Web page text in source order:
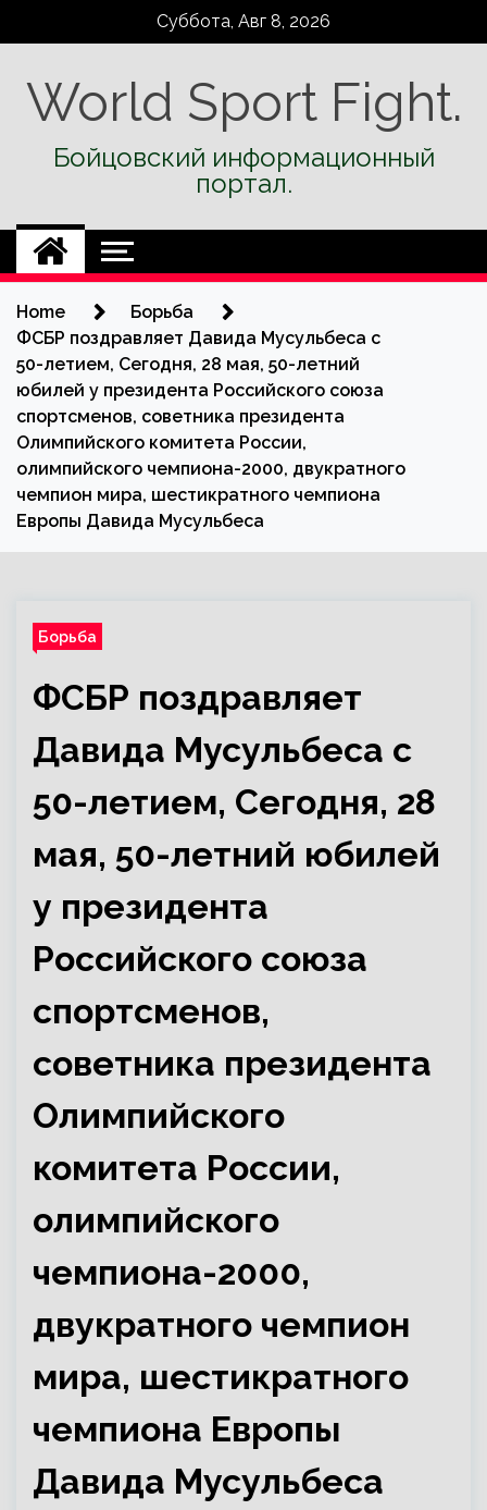
Суббота, Авг 8, 2026
World Sport Fight.
Бойцовский информационный
портал.
Home
Борьба
ФСБР поздравляет Давида Мусульбеса с
50-летием, Сегодня, 28 мая, 50-летний
юбилей у президента Российского союза
спортсменов, советника президента
Олимпийского комитета России,
олимпийского чемпиона-2000, двукратного
чемпион мира, шестикратного чемпиона
Европы Давида Мусульбеса
Борьба
ФСБР поздравляет
Давида Мусульбеса с
50-летием, Сегодня, 28
мая, 50-летний юбилей
у президента
Российского союза
спортсменов,
советника президента
Олимпийского
комитета России,
олимпийского
чемпиона-2000,
двукратного чемпион
мира, шестикратного
чемпиона Европы
Давида Мусульбеса